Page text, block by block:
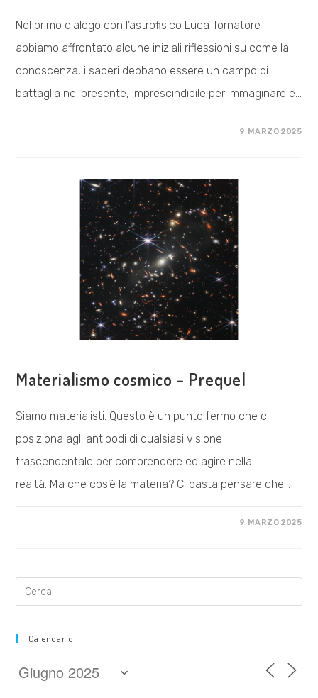
Nel primo dialogo con l’astrofisico Luca Tornatore
abbiamo affrontato alcune iniziali riflessioni su come la
conoscenza, i saperi debbano essere un campo di
battaglia nel presente, imprescindibile per immaginare e…
FISICA
DEL
COSMO
9 MARZO 2025
Materialismo cosmico – Prequel
Siamo materialisti. Questo è un punto fermo che ci
posiziona agli antipodi di qualsiasi visione
trascendentale per comprendere ed agire nella
realtà. Ma che cos'è la materia? Ci basta pensare che…
9 MARZO 2025
Calendario